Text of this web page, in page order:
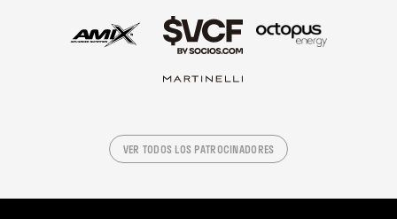
VER TODOS LOS PATROCINADORES